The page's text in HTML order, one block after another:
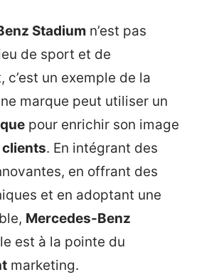
Stadium n’est pas
de sport et de
un exemple de la
marque peut utiliser un
pour enrichir son image
clients. En intégrant des
en offrant des
et en adoptant une
Mercedes-Benz
est à la pointe du
marketing.